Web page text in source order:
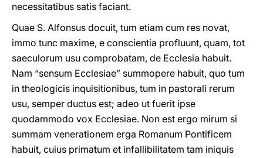
necessitatibus satis faciant.
Quae S. Alfonsus docuit, tum etiam cum res novat,
immo tunc maxime, e conscientia profluunt, quam, tot
saeculorum usu comprobatam, de Ecclesia habuit.
Nam “sensum Ecclesiae” summopere habuit, quo tum
in theologicis inquisitionibus, tum in pastorali rerum
usu, semper ductus est; adeo ut fuerit ipse
quodammodo vox Ecclesiae. Non est ergo mirum si
summam venerationem erga Romanum Pontificem
habuit, cuius primatum et infallibilitatem tam iniquis